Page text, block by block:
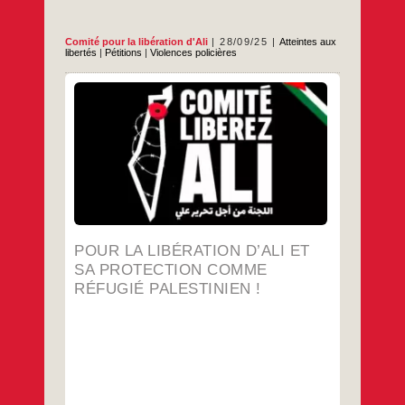
Comité pour la libération d'Ali 28/09/25
Atteintes aux
libertés | Pétitions |Violences policières
POUR LA LIBÉRATION D’ALI ET
SA PROTECTION COMME
RÉFUGIÉ PALESTINIEN !
Signez la pétition Qui est Ali ? Ali est né dans
le camp de réfugié·es de Balata, à la
bordure de la ville de Naplouse, en
Cisjordanie. Sa famille y avait trouvé refuge
lors de son expulsion forcée en 1948 de la
ville de Jaffa dont elle est originaire. Comme
libération
et
protection
comme
réfugié
palestinien !